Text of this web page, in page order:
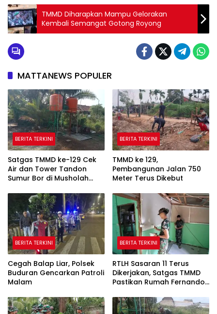
TMMD Diharapkan Mampu Gelorakan
Kembali Semangat Gotong Royong
MATTANEWS POPULER
BERITA TERKINI
Satgas TMMD ke-129 Cek
Air dan Tower Tandon
Sumur Bor di Musholah
BERITA TERKINI
TMMD ke 129,
Pembangunan Jalan 750
Meter Terus Dikebut
BERITA TERKINI
Cegah Balap Liar, Polsek
Buduran Gencarkan Patroli
Malam
BERITA TERKINI
RTLH Sasaran 11 Terus
Dikerjakan, Satgas TMMD
Pastikan Rumah Fernando